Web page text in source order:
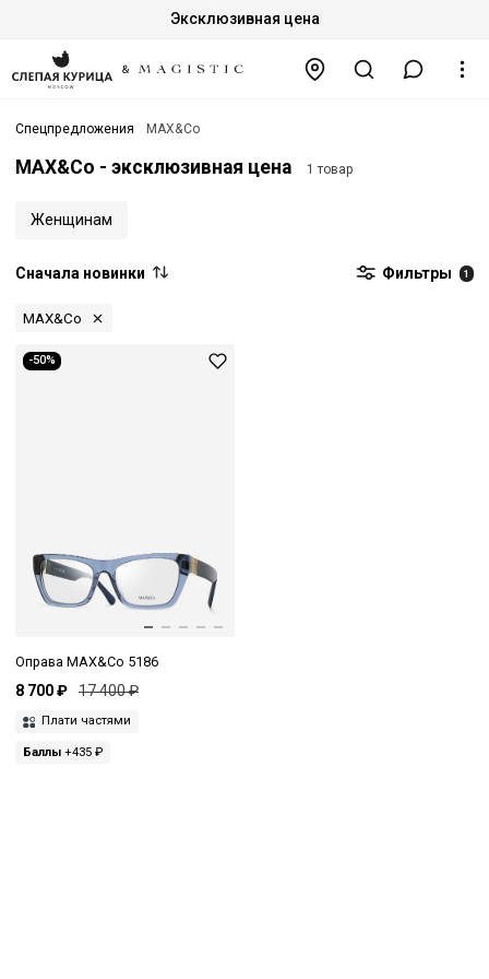
Эксклюзивная цена
Спецпредложения MAX&Co
MAX&Co - эксклюзивная цена 1 товар
Женщинам
Сначала новинки Фильтры 1
MAX&Co
-50%
Оправа MAX&Co 5186
8 700 ₽ 17 400 ₽
Плати частями
Баллы +435 ₽